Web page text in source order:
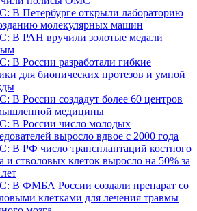
В Петербурге открыли лабораторию
молекулярных машин
В РАН вручили золотые медали
В России разработали гибкие
для бионических протезов и умной
В России создадут более 60 центров
медицины
В России число молодых
выросло вдвое с 2000 года
В РФ число трансплантаций костного
и стволовых клеток выросло на 50% за
В ФМБА России создали препарат со
клетками для лечения травмы